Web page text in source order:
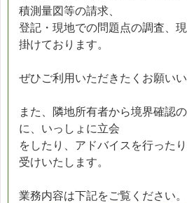
積測量図等の請求、
登記・現地での問題点の調査、
掛けております。
ぜひご利用いただきたくお願いい
また、隣地所有者から境界確認
に、いっしょに立会
をしたり、アドバイスを行った
受けいたします。
業務内容は下記をご覧ください